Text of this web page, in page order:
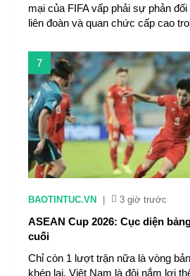
mại của FIFA vấp phải sự phản
liên đoàn và quan chức cấp cao
7
BAOTINTUC.VN 3 giờ trước
ASEAN Cup 2026: Cục diện
cuối
Chỉ còn 1 lượt trận nữa là vòng
khép lại. Việt Nam là đội nắm lợi